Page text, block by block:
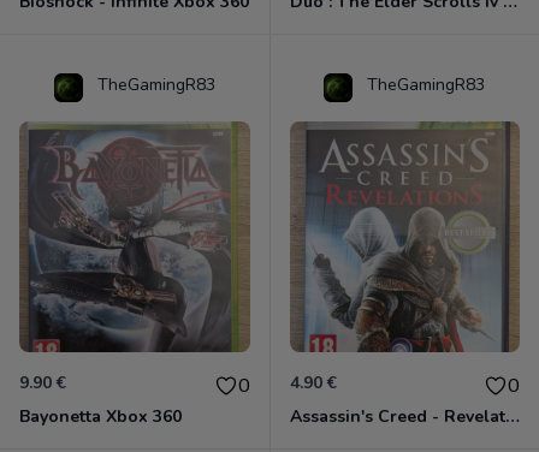
TheGamingR83
9.90 € 0
Bayonetta Xbox 360
TheGamingR83
4.90 € 0
Assassin's Creed - Revelations - Classics Edition Xbox 360